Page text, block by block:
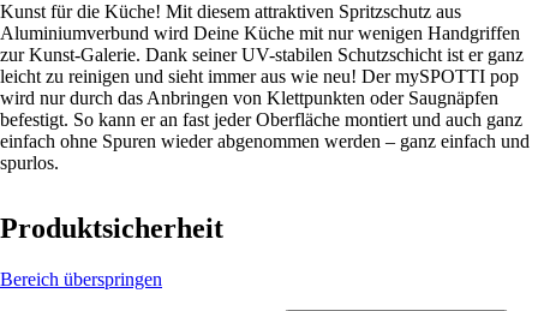
Kunst für die Küche! Mit diesem attraktiven Spritzschutz aus
Aluminiumverbund wird Deine Küche mit nur wenigen Handgriffen
zur Kunst-Galerie. Dank seiner UV-stabilen Schutzschicht ist er ganz
leicht zu reinigen und sieht immer aus wie neu! Der mySPOTTI pop
wird nur durch das Anbringen von Klettpunkten oder Saugnäpfen
befestigt. So kann er an fast jeder Oberfläche montiert und auch ganz
einfach ohne Spuren wieder abgenommen werden – ganz einfach und
spurlos.
Produktsicherheit
Bereich überspringen